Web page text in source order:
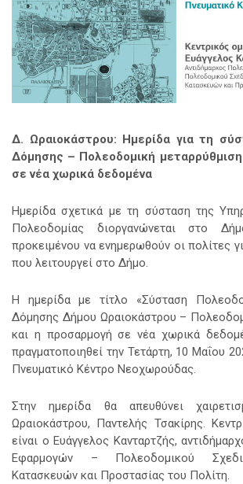
Δ. Ωραιοκάστρου: Ημερίδα για τη
Δόμησης – Πολεοδομική
σε νέα χωρικά δεδομένα
Ημερίδα σχετικά με τη σύσταση της
Πολεοδομίας διοργανώνεται στο
προκειμένου να ενημερωθούν οι πολίτες
που λειτουργεί στο Δήμο.
Η ημερίδα με τίτλο «Σύσταση
Δόμησης Δήμου Ωραιοκάστρου –
και η προσαρμογή σε νέα χωρικά
πραγματοποιηθεί την Τετάρτη, 10 Μαΐου
Πνευματικό Κέντρο Νεοχωρούδας.
Στην ημερίδα θα απευθύνει
Ωραιοκάστρου, Παντελής Τσακίρης.
είναι ο Ευάγγελος Κανταρτζής,
Εφαρμογών – Πολεοδομικού
Κατασκευών και Προστασίας του Πολίτη.